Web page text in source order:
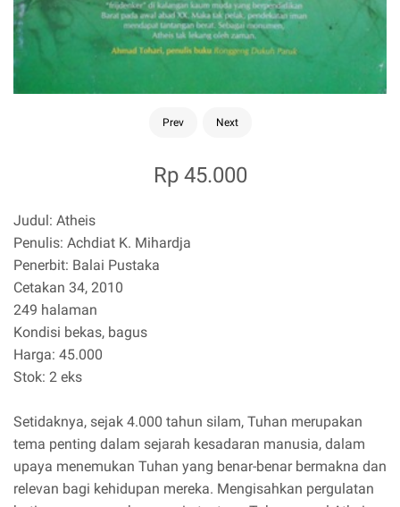
Prev Next
Rp 45.000
Judul: Atheis
Penulis: Achdiat K. Mihardja
Penerbit: Balai Pustaka
Cetakan 34, 2010
249 halaman
Kondisi bekas, bagus
Harga: 45.000
Stok: 2 eks
Setidaknya, sejak 4.000 tahun silam, Tuhan merupakan
tema penting dalam sejarah kesadaran manusia, dalam
upaya menemukan Tuhan yang benar-benar bermakna dan
relevan bagi kehidupan mereka. Mengisahkan pergulatan